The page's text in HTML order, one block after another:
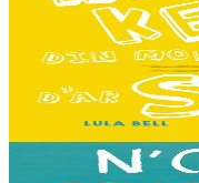
Ne fell ket din
Hiziv emañ devezh skol
ket dezho mont, tamm
pezh mell souezhenn....
13,00 €
3 bloaz hag ouzhpenn
Bannoù-heol